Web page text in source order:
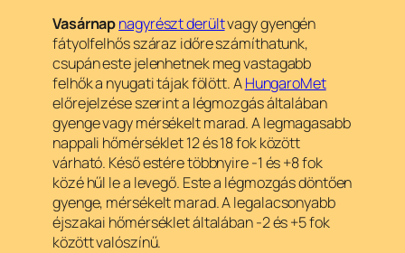
Vasárnapnagyrészt derültvagy gyengén
fátyolfelhős száraz időre számíthatunk,
csupán este jelenhetnek meg vastagabb
felhők a nyugati tájak fölött. AHungaroMet
előrejelzése szerint a légmozgás általában
gyenge vagy mérsékelt marad. A legmagasabb
nappali hőmérséklet 12 és 18 fok között
várható. Késő estére többnyire -1 és +8 fok
közé hűl le a levegő. Este a légmozgás döntően
gyenge, mérsékelt marad. A legalacsonyabb
éjszakai hőmérséklet általában -2 és +5 fok
között valószínű.